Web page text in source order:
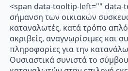
<span data-tooltip-left="" data-
σήμανση των οικιακών
καταναλωτές, κατά τρόπο
ακριβείς, αναγνωρίσιμες και
πληροφορίες για την
Ουσιαστικά συνιστά το